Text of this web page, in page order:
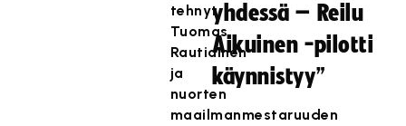
tehnyt
Tuomas
Rautiainen
ja
nuorten
maailmanmestaruuden
yhdessä – Reilu
Aikuinen -pilotti
käynnistyy”